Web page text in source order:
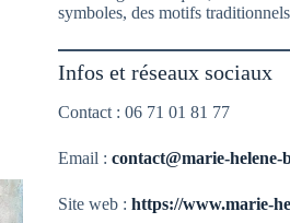
symboles, des motifs
Infos et réseaux sociaux
Contact : 06 71 01 81 77
Email : contact@marie-
Site web : https://www.marie-